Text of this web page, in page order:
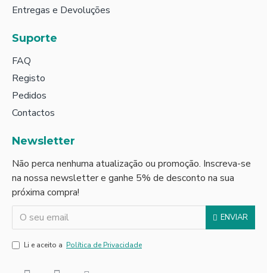
Entregas e Devoluções
Suporte
FAQ
Registo
Pedidos
Contactos
Newsletter
Não perca nenhuma atualização ou promoção. Inscreva-se
na nossa newsletter e ganhe 5% de desconto na sua
próxima compra!
ENVIAR
Li e aceito a Política de Privacidade